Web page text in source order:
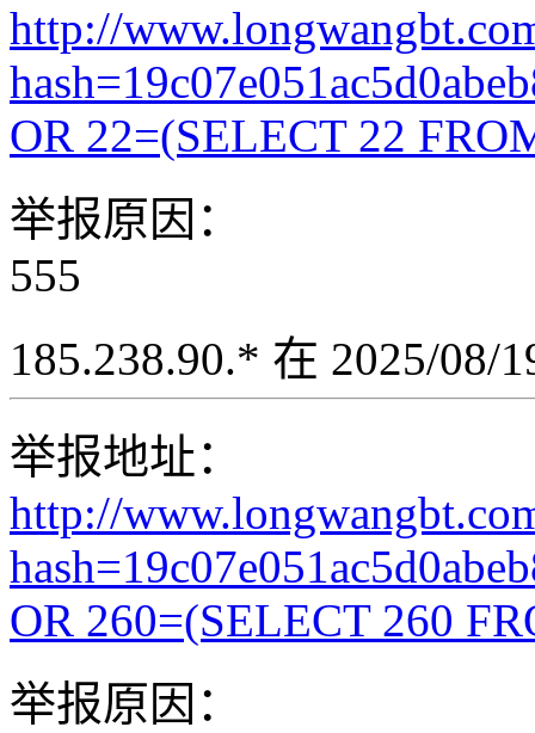
http://
OR 22=(SELECT 22
举报原因：
555
185.238.90.* 在 2025/08/
举报地址：
http://
OR 260=(SELECT 260
举报原因：